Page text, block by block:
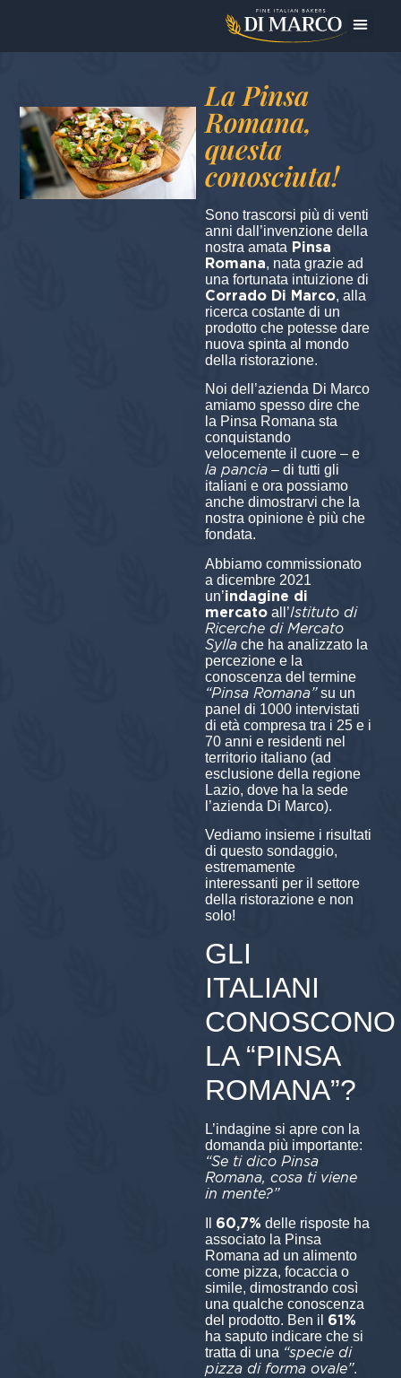
La Pinsa
Romana,
questa
conosciuta!
Sono trascorsi più di venti
anni dall’invenzione della
nostra amataPinsa
Romana, nata grazie ad
una fortunata intuizione di
Corrado Di Marco, alla
ricerca costante di un
prodotto che potesse dare
nuova spinta al mondo
della ristorazione.
Noi dell’azienda Di Marco
amiamo spesso dire che
la Pinsa Romana sta
conquistando
velocemente il cuore – e
la pancia– di tutti gli
italiani e ora possiamo
anche dimostrarvi che la
nostra opinione è più che
fondata.
Abbiamo commissionato
a dicembre 2021
un’indagine di
mercatoall’Istituto di
Ricerche di Mercato
Syllache ha analizzato la
percezione e la
conoscenza del termine
“Pinsa Romana”su un
panel di 1000 intervistati
di età compresa tra i 25 e i
70 anni e residenti nel
territorio italiano (ad
esclusione della regione
Lazio, dove ha la sede
l’azienda Di Marco).
Vediamo insieme i risultati
di questo sondaggio,
estremamente
interessanti per il settore
della ristorazione e non
solo!
GLI
ITALIANI
CONOSCONO
LA “PINSA
ROMANA”?
L’indagine si apre con la
domanda più importante:
“Se ti dico Pinsa
Romana, cosa ti viene
in mente?”
60,7% delle risposte ha
associato la Pinsa
Romana ad un alimento
come pizza, focaccia o
simile, dimostrando così
una qualche conoscenza
del prodotto. Ben il 61%
ha saputo indicare che si
tratta di una “specie di
pizza di forma ovale”.